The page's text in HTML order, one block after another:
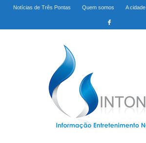
Notícias de Três Pontas Quem somos A cidade